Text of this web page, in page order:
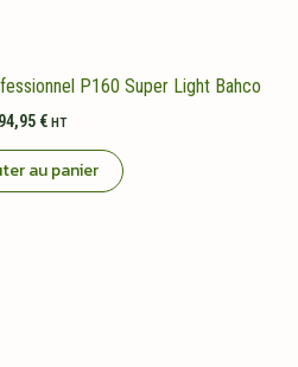
P160 Super Light Bahco
94,95 € HT
au panier